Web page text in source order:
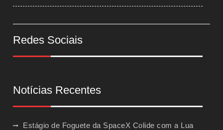
Redes Sociais
Notícias Recentes
Estágio de Foguete da SpaceX Colide com a Lua